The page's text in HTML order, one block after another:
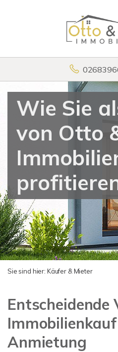
Wie Sie
von Otto
Sie sind hier: Käufer & Mieter
Entscheidende
Anmietung